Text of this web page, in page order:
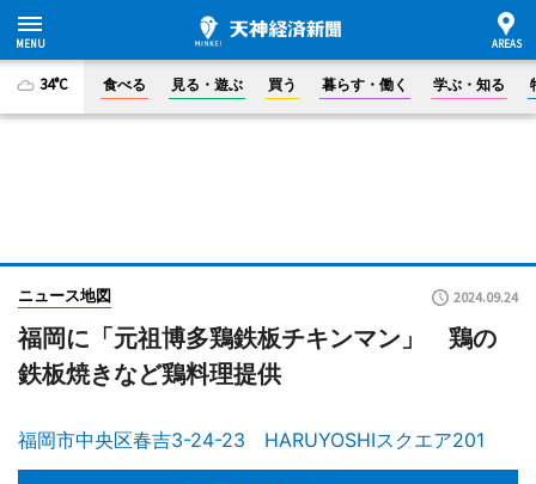
34°C 食べる 見る・遊ぶ 買う 暮らす・働く 学ぶ・知る
ニュース地図 2024.09.24
福岡に「元祖博多鶏鉄板チキンマン」 鶏の
鉄板焼きなど鶏料理提供
福岡市中央区春吉3-24-23 HARUYOSHIスクエア201